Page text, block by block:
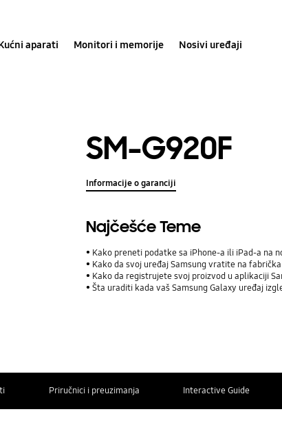
aparati Monitori i memorije Nosivi uređaji
SM-G920F
Informacije o garanciji
Najčešće Teme
Kako preneti podatke sa iPhone-a ili iPad-a na
Kako da svoj uređaj Samsung vratite na
Kako da registrujete svoj proizvod u aplikaciji
Šta uraditi kada vaš Samsung Galaxy uređaj
Priručnici i preuzimanja Interactive Guide